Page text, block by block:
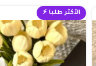
الأكثر طلبا ⚡